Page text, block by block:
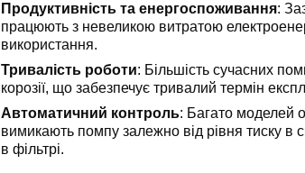
Продуктивність та енергоспоживання:
працюють з невеликою витратою
використання.
Тривалість роботи: Більшість сучасних
корозії, що забезпечує тривалий термін
Автоматичний контроль: Багато моделей
вимикають помпу залежно від рівня тиску в
в фільтрі.